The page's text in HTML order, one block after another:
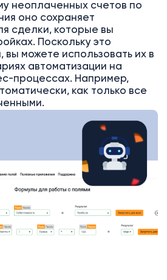
неоплаченных счетов по
оно сохраняет
сделки, которые вы
Поскольку это
можете использовать их в
автоматизации на
процессах. Например,
как только все